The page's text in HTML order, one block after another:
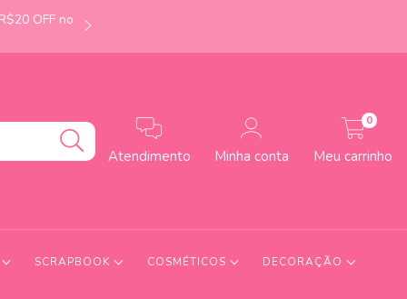
OFF no
Atendimento Minha conta Meu carrinho
0
SCRAPBOOK COSMÉTICOS DECORAÇÃO